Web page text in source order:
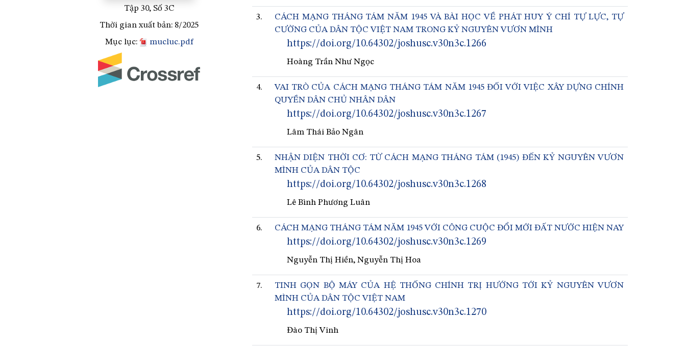
Tập 30, Số 3C
Thời gian xuất bản: 8/2025
Mục lục:
mucluc.pdf
3.
CÁCH MẠNG THÁNG TÁM NĂM 1945 VÀ BÀI HỌC VỀ PHÁT HUY Ý CHÍ TỰ LỰC, TỰ
CƯỜNG CỦA DÂN TỘC VIỆT NAM TRONG KỶ NGUYÊN VƯƠN MÌNH
https://doi.org/10.64302/joshusc.v30n3c.1266
Hoàng Trần Như Ngọc
4.
VAI TRÒ CỦA CÁCH MẠNG THÁNG TÁM NĂM 1945 ĐỐI VỚI VIỆC XÂY DỰNG CHÍNH
QUYỀN DÂN CHỦ NHÂN DÂN
https://doi.org/10.64302/joshusc.v30n3c.1267
Lâm Thái Bảo Ngân
5.
NHẬN DIỆN THỜI CƠ: TỪ CÁCH MẠNG THÁNG TÁM (1945) ĐẾN KỶ NGUYÊN VƯƠN
MÌNH CỦA DÂN TỘC
https://doi.org/10.64302/joshusc.v30n3c.1268
Lê Bình Phương Luân
6. CÁCH MẠNG THÁNG TÁM NĂM 1945 VỚI CÔNG CUỘC ĐỔI MỚI ĐẤT NƯỚC HIỆN NAY
https://doi.org/10.64302/joshusc.v30n3c.1269
Nguyễn Thị Hiền, Nguyễn Thị Hoa
7.
TINH GỌN BỘ MÁY CỦA HỆ THỐNG CHÍNH TRỊ HƯỚNG TỚI KỶ NGUYÊN VƯƠN
MÌNH CỦA DÂN TỘC VIỆT NAM
https://doi.org/10.64302/joshusc.v30n3c.1270
Đào Thị Vinh